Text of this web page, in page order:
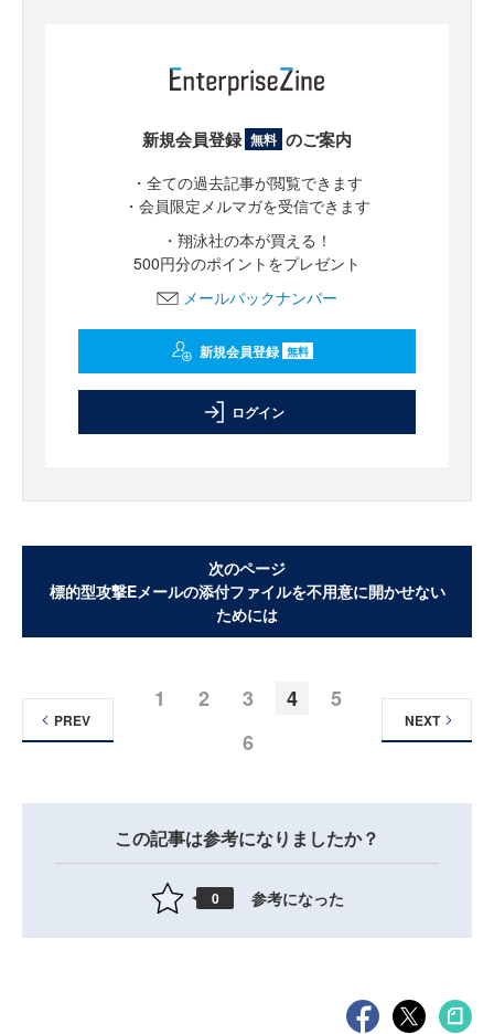
新規会員登録 無料 のご案内
・全ての過去記事が閲覧できます
・会員限定メルマガを受信できます
・翔泳社の本が買える！
500円分のポイントをプレゼント
メールバックナンバー
新規会員登録 無料
ログイン
次のページ
標的型攻撃Eメールの添付ファイルを不用意に開かせない
ためには
1 2 3 4
5
6
PREV NEXT
この記事は参考になりましたか？
0 参考になった